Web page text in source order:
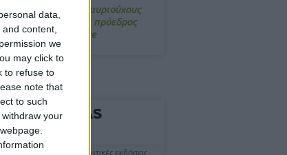
data,
content,
we
may click to
to refuse to
note that
to such
your
στους δισεκατομμυριούχους
o εκτελεστικός πρόεδρος
Boots Alliance